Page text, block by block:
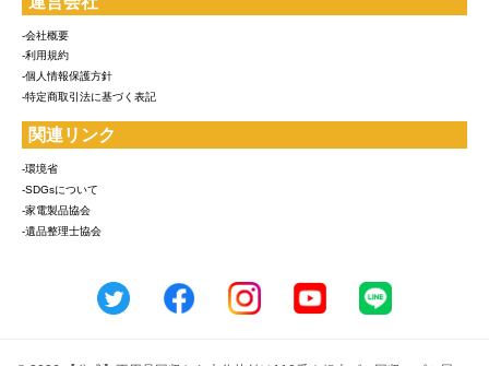
-会社概要
-利用規約
-個人情報保護方針
-特定商取引法に基づく表記
関連リンク
-環境省
-SDGsについて
-家電製品協会
-遺品整理士協会